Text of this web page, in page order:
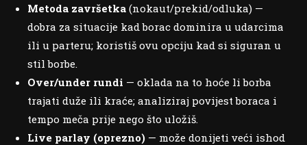
Metoda završetka (nokaut/prekid/odluka) —
dobra za situacije kad borac dominira u udarcima
ili u parteru; koristiš ovu opciju kad si siguran u
stil borbe.
Over/under rundi — oklada na to hoće li borba
trajati duže ili kraće; analiziraj povijest boraca i
tempo meča prije nego što uložiš.
Live parlay (oprezno) — može donijeti veći ishod